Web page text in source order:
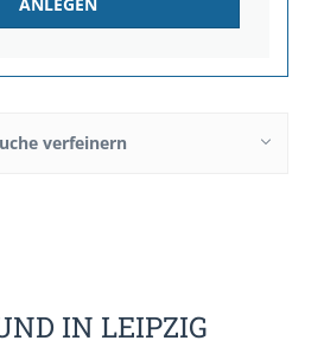
verfeinern
IN LEIPZIG